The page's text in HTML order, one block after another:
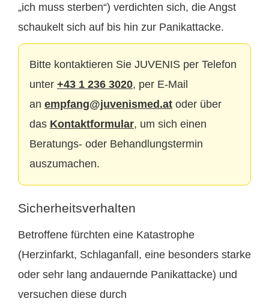
„ich muss sterben“) verdichten sich, die Angst
schaukelt sich auf bis hin zur Panikattacke.
Bitte kontaktieren Sie JUVENIS per Telefon
unter +43 1 236 3020, per E-Mail
an empfang@juvenismed.at oder über
das Kontaktformular, um sich einen
Beratungs- oder Behandlungstermin
auszumachen.
Sicherheitsverhalten
Betroffene fürchten eine Katastrophe
(Herzinfarkt, Schlaganfall, eine besonders starke
oder sehr lang andauernde Panikattacke) und
versuchen diese durch